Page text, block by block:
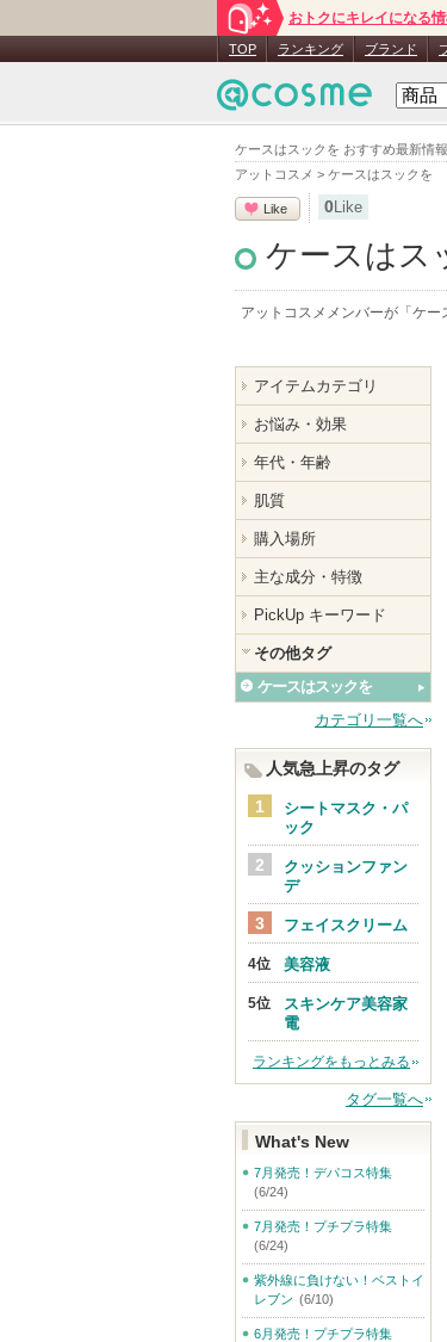
ケースはスックを おすすめ最新情
アットコスメ > ケースはスックを
おトクにキレイになる情
TOP ランキング ブランド
Like 0Like
ケースはス
アットコスメメンバーが「 ケー
アイテムカテゴリ
お悩み・効果
年代・年齢
肌質
購入場所
主な成分・特徴
PickUp キーワード
その他タグ
ケースはスックを
カテゴリ一覧へ
人気急上昇のタグ
シートマスク・パ
ック
クッションファン
デ
フェイスクリーム
美容液
スキンケア美容家
電
ランキングをもっとみる
タグ一覧へ
What's New
7月発売！デパコス特集
(6/24)
7月発売！プチプラ特集
(6/24)
紫外線に負けない！ベストイ
レブン (6/10)
6月発売！プチプラ特集